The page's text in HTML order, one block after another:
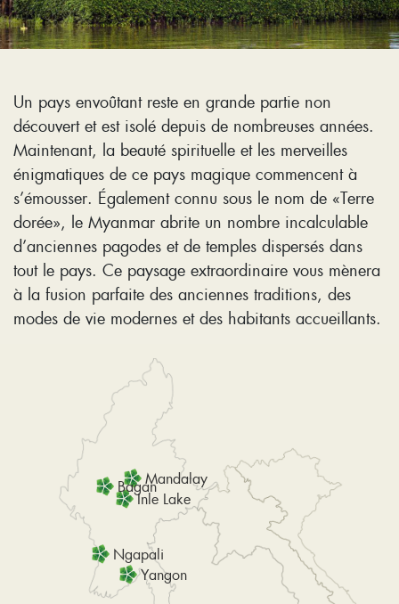
Inle Lake
Ngapali
Mandalay
Yangon
Bagan
Un pays envoûtant reste en grande partie non
découvert et est isolé depuis de nombreuses années.
Maintenant, la beauté spirituelle et les merveilles
énigmatiques de ce pays magique commencent à
s’émousser. Également connu sous le nom de «Terre
dorée», le Myanmar abrite un nombre incalculable
d’anciennes pagodes et de temples dispersés dans
tout le pays. Ce paysage extraordinaire vous mènera
à la fusion parfaite des anciennes traditions, des
modes de vie modernes et des habitants accueillants.